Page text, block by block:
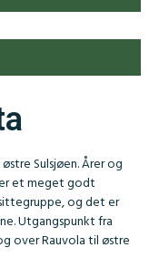
Sulsjøen. Årer og
et meget godt
og det er
Utgangspunkt fra
over Rauvola til østre